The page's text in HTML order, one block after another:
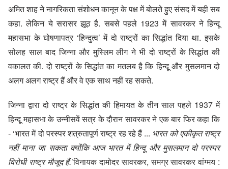
अमित शाह ने नागरिकता संशोधन कानून के पक्ष में बोलते हुए संसद में यही सब
कहा. लेकिन ये सरासर झूठ है. सबसे पहले 1923 में सावरकर ने हिन्दू
महासभा के घोषणापत्र ‘हिन्दुत्व’ में दो राष्ट्रों का सिद्धांत दिया था. इसके
सोलह साल बाद जिन्ना और मुस्लिम लीग ने भी दो राष्ट्रों के सिद्धांत की
वकालत की. दो राष्ट्रों के सिद्धांत का मतलब है कि हिन्दू और मुसलमान दो
अलग अलग राष्ट्र हैं और वे एक साथ नहीं रह सकते.
जिन्ना द्वारा दो राष्ट्र के सिद्धांत की हिमायत के तीन साल पहले 1937 में
हिन्दू महासभा के उन्नीसवें सत्र के दौरान सावरकर ने एक बार फिर कहा कि
- ‘भारत में दो परस्पर शत्रुतापूर्ण राष्ट्र रह रहे हैं ... भारत को एकीकृत राष्ट्र
नहीं माना जा सकता क्योंकि आज भारत में हिन्दू और मुसलमान दो परस्पर
विरोधी राष्ट्र मौजूद हैं.’विनायक दामोदर सावरकर, समग्र सावरकर वांग्मय :